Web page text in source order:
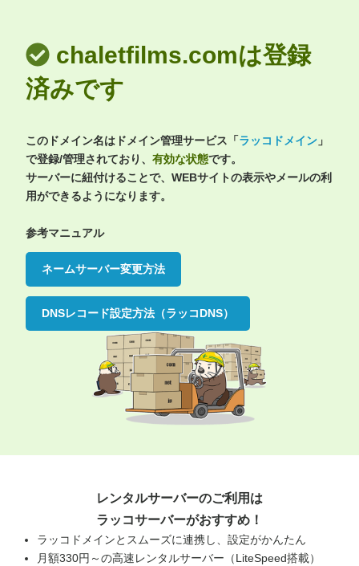
chaletfilms.comは登録
済みです
このドメイン名はドメイン管理サービス「ラッコドメイン 」
で登録/管理されており、 有効な状態です。
サーバーに紐付けることで、WEBサイトの表示やメールの利
用ができるようになります。
参考マニュアル
ネームサーバー変更方法
DNSレコード設定方法（ラッコDNS）
レンタルサーバーのご利用は
ラッコサーバーがおすすめ！
ラッコドメインとスムーズに連携し、設定がかんたん
月額330円～の高速レンタルサーバー（LiteSpeed搭載）